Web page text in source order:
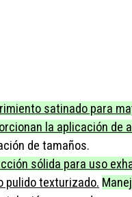
satinado para
la aplicación de
de tamaños.
sólida para uso
pulido texturizado.